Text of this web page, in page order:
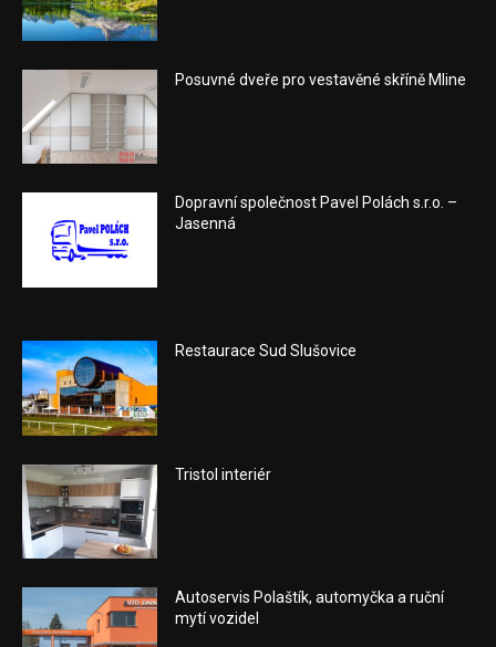
Posuvné dveře pro vestavěné skříně Mline
Dopravní společnost Pavel Polách s.r.o. –
Jasenná
Restaurace Sud Slušovice
Tristol interiér
Autoservis Polaštík, automyčka a ruční
mytí vozidel